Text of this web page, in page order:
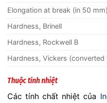
Elongation at break (in 50 mm)
Hardness, Brinell
Hardness, Rockwell B
Hardness, Vickers
Thuộc tính nhiệt
Các tính chất nhiệt của